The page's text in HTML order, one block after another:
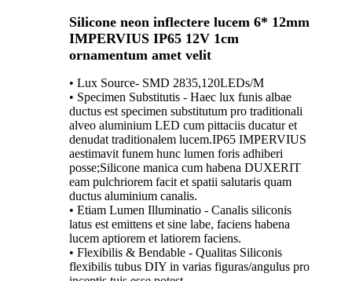
Silicone neon inflectere lucem 6* 12mm
IMPERVIUS IP65 12V 1cm
ornamentum amet velit
• Lux Source- SMD 2835,120LEDs/M
• Specimen Substitutis - Haec lux funis albae
ductus est specimen substitutum pro traditionali
alveo aluminium LED cum pittaciis ducatur et
denudat traditionalem lucem.IP65 IMPERVIUS
aestimavit funem hunc lumen foris adhiberi
posse;Silicone manica cum habena DUXERIT
eam pulchriorem facit et spatii salutaris quam
ductus aluminium canalis.
• Etiam Lumen Illuminatio - Canalis siliconis
latus est emittens et sine labe, faciens habena
lucem aptiorem et latiorem faciens.
• Flexibilis & Bendable - Qualitas Siliconis
flexibilis tubus DIY in varias figuras/angulus pro